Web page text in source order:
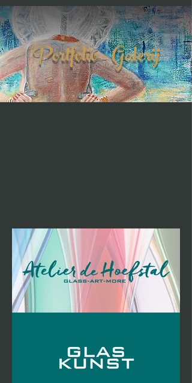
Portfolio - Galerij